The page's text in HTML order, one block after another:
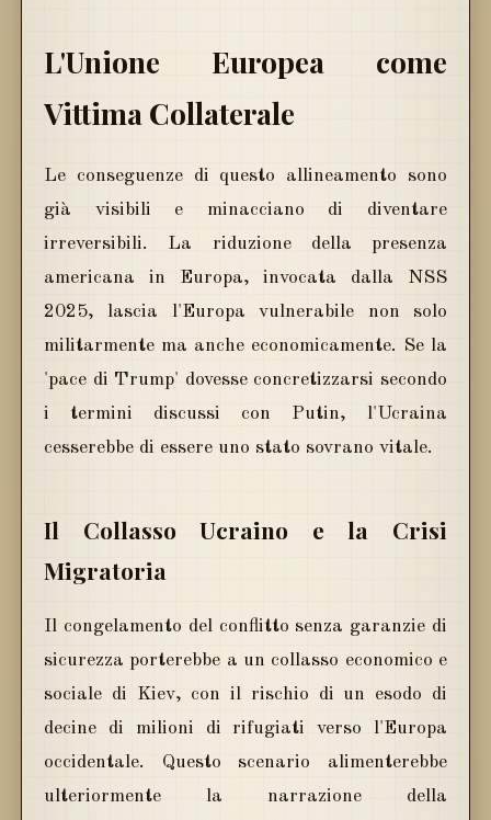
L'Unione Europea come
Vittima Collaterale
Le conseguenze di questo allineamento sono
già visibili e minacciano di diventare
irreversibili. La riduzione della presenza
americana in Europa, invocata dalla NSS
2025, lascia l'Europa vulnerabile non solo
militarmente ma anche economicamente. Se la
'pace di Trump' dovesse concretizzarsi secondo
i termini discussi con Putin, l'Ucraina
cesserebbe di essere uno stato sovrano vitale.
Il Collasso Ucraino e la Crisi
Migratoria
Il congelamento del conflitto senza garanzie di
sicurezza porterebbe a un collasso economico e
sociale di Kiev, con il rischio di un esodo di
decine di milioni di rifugiati verso l'Europa
occidentale. Questo scenario alimenterebbe
ulteriormente la narrazione della